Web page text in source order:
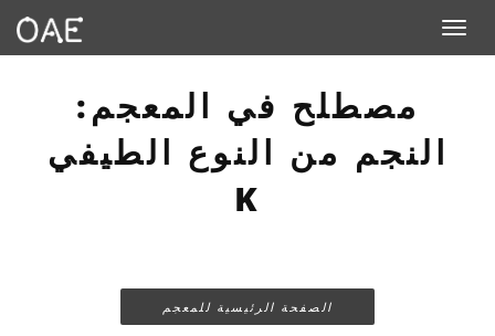
Toggle navigation
مصطلح في المعجم:
النجم من النوع الطيفي
K
الصفحة الرئيسية للمعجم